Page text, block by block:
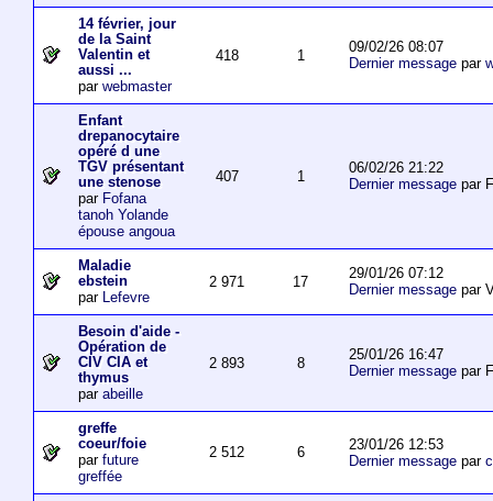
14 février, jour
de la Saint
Valentin et
aussi ...
par webmaster
418 1
09/02/26 08:07
Dernier messagepar
Enfant
drepanocytaire
opéré d une
TGV présentant
une stenose
par Fofana
tanoh Yolande
épouse angoua
407 1
06/02/26 21:22
Dernier messagepar
Maladie
ebstein
par Lefevre
2 971 17
29/01/26 07:12
Dernier messagepar
Besoin d'aide -
Opération de
CIV CIA et
thymus
par abeille
2 893 8
25/01/26 16:47
Dernier messagepar
greffe
coeur/foie
par future
greffée
2 512 6
23/01/26 12:53
Dernier messagepar